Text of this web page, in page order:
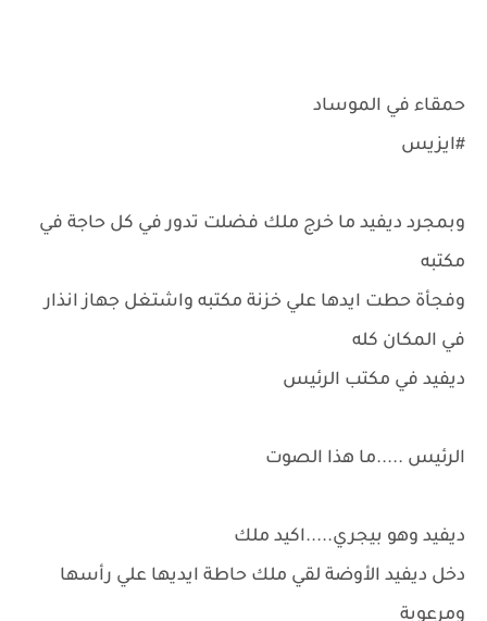
حمقاء في الموساد
#ايزيس
وبمجرد ديفيد ما خرج ملك فضلت تدور في كل حاجة في
مكتبه
وفجأة حطت ايدها علي خزنة مكتبه واشتغل جهاز انذار
في المكان كله
ديفيد في مكتب الرئيس
الرئيس .....ما هذا الصوت
ديفيد وهو بيجري.....اكيد ملك
دخل ديفيد الأوضة لقي ملك حاطة ايديها علي رأسها
ومرعوبة